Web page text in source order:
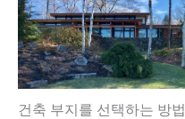
건축 부지를 선택하는 방법